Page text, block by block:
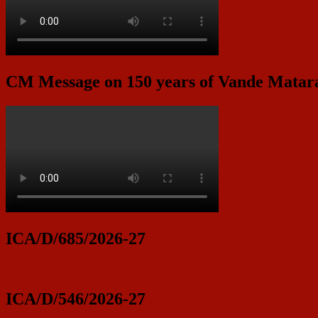
CM Message on 150 years of Vande
ICA/D/685/2026-27
ICA/D/546/2026-27